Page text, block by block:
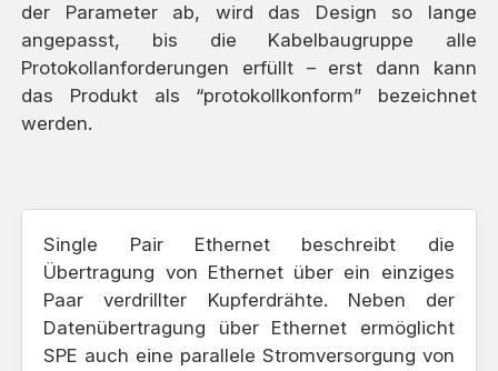
der Parameter ab, wird das Design so lange
angepasst, bis die Kabelbaugruppe alle
Protokollanforderungen erfüllt – erst dann kann
das Produkt als “protokollkonform” bezeichnet
werden.
Single Pair Ethernet beschreibt die
Übertragung von Ethernet über ein einziges
Paar verdrillter Kupferdrähte. Neben der
Datenübertragung über Ethernet ermöglicht
SPE auch eine parallele Stromversorgung von